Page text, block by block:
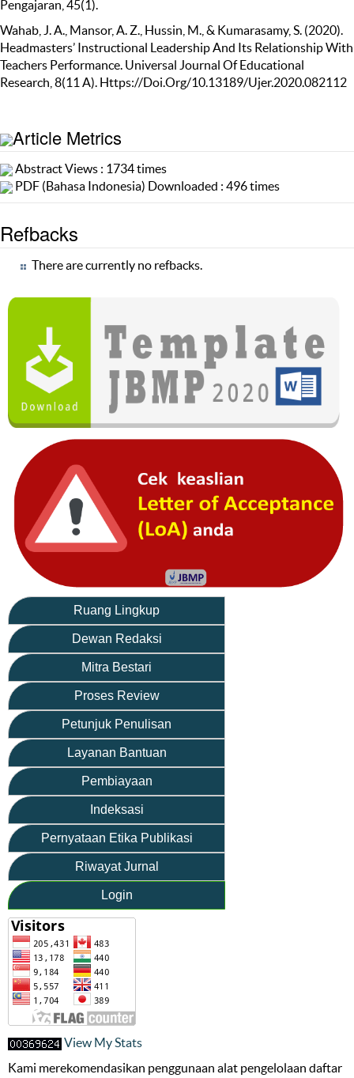
Pengajaran, 45(1).
Wahab, J. A., Mansor, A. Z., Hussin, M., & Kumarasamy, S. (2020).
Headmasters’ Instructional Leadership And Its Relationship With
Teachers Performance. Universal Journal Of Educational
Research, 8(11 A). Https://Doi.Org/10.13189/Ujer.2020.082112
Article Metrics
Abstract Views : 1734 times
PDF (Bahasa Indonesia) Downloaded : 496 times
Refbacks
There are currently no refbacks.
Ruang Lingkup
Dewan Redaksi
Mitra Bestari
Proses Review
Petunjuk Penulisan
Layanan Bantuan
Pembiayaan
Indeksasi
Pernyataan Etika Publikasi
Riwayat Jurnal
Login
View My Stats
Kami merekomendasikan penggunaan alat pengelolaan daftar